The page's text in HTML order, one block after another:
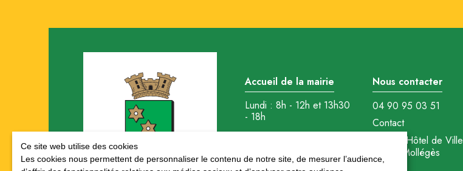
Ce site web utilise des cookies
Les cookies nous permettent de personnaliser le contenu de notre site, de mesurer l’audience,
Accueil de la mairie
Lundi : 8h - 12h et 13h30
- 18h
Nous contacter
04 90 95 03 51
Contact
1 Place Hôtel de Ville
13940 Mollégès